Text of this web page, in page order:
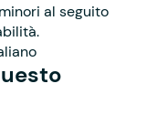
al seguito